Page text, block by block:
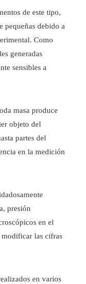
de este tipo,
pequeñas debido a
Como
generadas
sensibles a
masa produce
objeto del
partes del
en la medición
presión
en el
las cifras
en varios